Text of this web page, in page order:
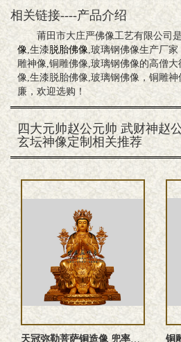
相关链接----产品介绍
莆田市大庄严佛像工艺有限公司
像 ,生漆脱胎佛像 ,玻璃钢佛像生产厂
雕神像,铜雕佛像,玻璃钢佛像的高僧
像,生漆脱胎佛像,玻璃钢佛像，铜雕
廉，欢迎选购！
四大元帅赵公元帅 武财神赵
玄坛神像定制相关推荐